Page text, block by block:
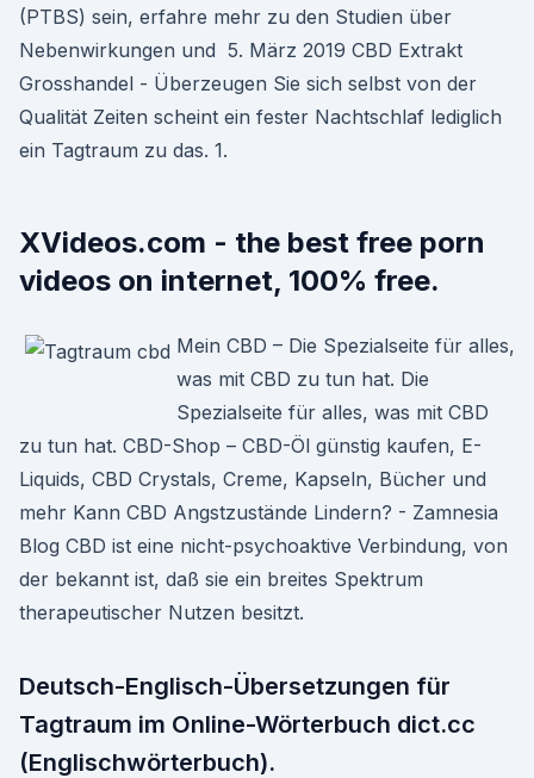
(PTBS) sein, erfahre mehr zu den Studien über
Nebenwirkungen und 5. März 2019 CBD Extrakt
Grosshandel - Überzeugen Sie sich selbst von der
Qualität Zeiten scheint ein fester Nachtschlaf lediglich
ein Tagtraum zu das. 1.
XVideos.com - the best free porn
videos on internet, 100% free.
Mein CBD – Die Spezialseite für alles,
was mit CBD zu tun hat. Die
Spezialseite für alles, was mit CBD
zu tun hat. CBD-Shop – CBD-Öl günstig kaufen, E-
Liquids, CBD Crystals, Creme, Kapseln, Bücher und
mehr Kann CBD Angstzustände Lindern? - Zamnesia
Blog CBD ist eine nicht-psychoaktive Verbindung, von
der bekannt ist, daß sie ein breites Spektrum
therapeutischer Nutzen besitzt.
Deutsch-Englisch-Übersetzungen für
Tagtraum im Online-Wörterbuch dict.cc
(Englischwörterbuch).